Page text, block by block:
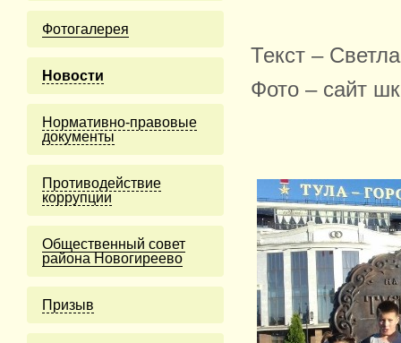
Фотогалерея
Новости
Нормативно-правовые
документы
Противодействие
коррупции
Общественный совет
района Новогиреево
Призыв
Текст –
Фото – сайт